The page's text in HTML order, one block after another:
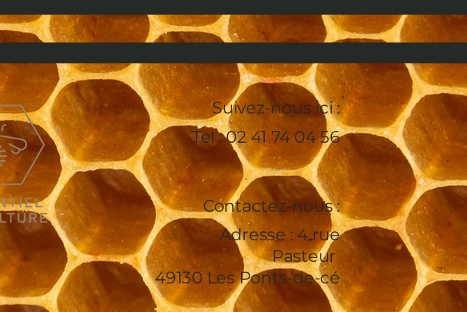
Suivez-nous ici :
Tel : 02 41 74 04 56
Contactez-nous :
Adresse : 4 rue
Pasteur
49130 Les Ponts-de-cé